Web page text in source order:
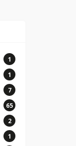
1
1
7
65
2
1